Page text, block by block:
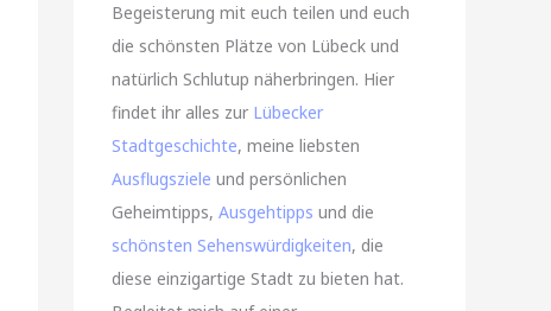
Begeisterung mit euch teilen und euch
die schönsten Plätze von Lübeck und
natürlich Schlutup näherbringen. Hier
findet ihr alles zur Lübecker
Stadtgeschichte, meine liebsten
Ausflugsziele und persönlichen
Geheimtipps, Ausgehtipps und die
schönsten Sehenswürdigkeiten, die
diese einzigartige Stadt zu bieten hat.